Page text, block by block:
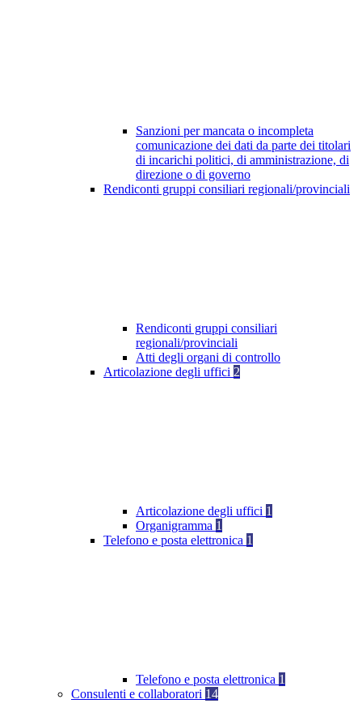
Sanzioni per mancata o incompleta
comunicazione dei dati da parte dei titolari
di incarichi politici, di amministrazione, di
direzione o di governo
Rendiconti gruppi consiliari regionali/provinciali
Rendiconti gruppi consiliari
regionali/provinciali
Atti degli organi di controllo
Articolazione degli uffici 2
Articolazione degli uffici 1
Organigramma 1
Telefono e posta elettronica 1
Telefono e posta elettronica 1
Consulenti e collaboratori 14